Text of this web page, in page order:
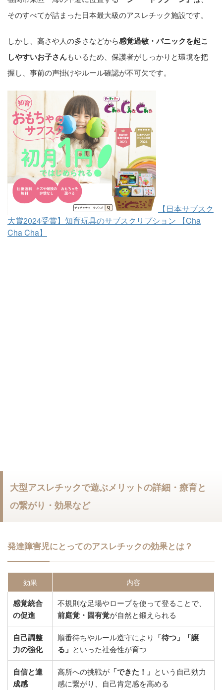
そのすべてが詰まった日本最大級のアスレチック施設です。
しかし、高さや人の多さなどから感覚過敏・パニックを起こ
しやすいお子さんもいるため、保護者がしっかりと環境を把
握し、事前の声掛けやルール確認が不可欠です。
【日本サブスク
大賞2024受賞】知育玩具のサブスクリプション 【Cha
Cha Cha】
大型アスレチックで遊ぶメリットの詳細・療育と
の繋がり・効果など
発達障害児にとってのアスレチックの効果とは？
効果 内容
感覚統合
の促進
不規則な足場やロープを使って登ることで、
前庭覚・固有覚が自然と鍛えられる
自己調整
力の強化
順番待ちやルール遵守により 「待つ」「譲
る」 といった社会性が育つ
自信と達
成感
高所への挑戦が 「できた！」 という自己効力
感に繋がり、自己肯定感を高める